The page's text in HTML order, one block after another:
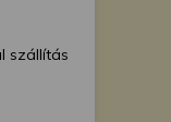
szállítás